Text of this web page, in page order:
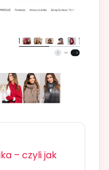
– czyli jak